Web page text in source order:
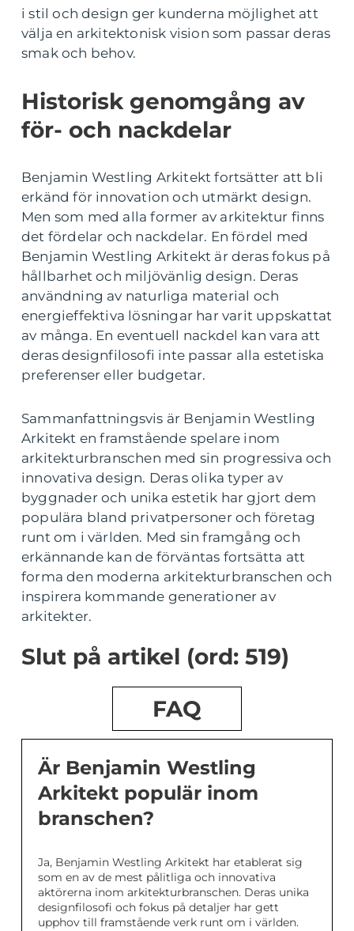
i stil och design ger kunderna möjlighet att
välja en arkitektonisk vision som passar deras
smak och behov.
Historisk genomgång av
för- och nackdelar
Benjamin Westling Arkitekt fortsätter att bli
erkänd för innovation och utmärkt design.
Men som med alla former av arkitektur finns
det fördelar och nackdelar. En fördel med
Benjamin Westling Arkitekt är deras fokus på
hållbarhet och miljövänlig design. Deras
användning av naturliga material och
energieffektiva lösningar har varit uppskattat
av många. En eventuell nackdel kan vara att
deras designfilosofi inte passar alla estetiska
preferenser eller budgetar.
Sammanfattningsvis är Benjamin Westling
Arkitekt en framstående spelare inom
arkitekturbranschen med sin progressiva och
innovativa design. Deras olika typer av
byggnader och unika estetik har gjort dem
populära bland privatpersoner och företag
runt om i världen. Med sin framgång och
erkännande kan de förväntas fortsätta att
forma den moderna arkitekturbranschen och
inspirera kommande generationer av
arkitekter.
Slut på artikel (ord: 519)
FAQ
Är Benjamin Westling
Arkitekt populär inom
branschen?
Ja, Benjamin Westling Arkitekt har etablerat sig
som en av de mest pålitliga och innovativa
aktörerna inom arkitekturbranschen. Deras unika
designfilosofi och fokus på detaljer har gett
upphov till framstående verk runt om i världen.